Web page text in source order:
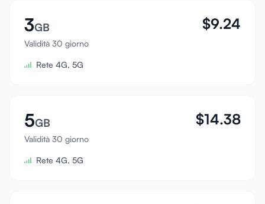
3GB
Validità 30 giorno
$9.24
Rete 4G, 5G
5GB
Validità 30 giorno
$14.38
Rete 4G, 5G